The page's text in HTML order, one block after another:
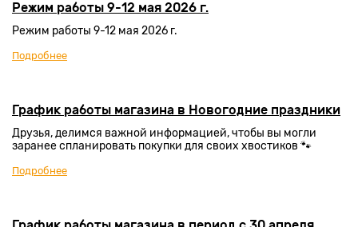
Режим работы 9-12 мая 2026 г.
Режим работы 9-12 мая 2026 г.
Подробнее
График работы магазина в Новогодние праздники
Друзья, делимся важной информацией, чтобы вы могли
заранее спланировать покупки для своих хвостиков 🐾
Подробнее